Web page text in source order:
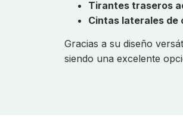
Tirantes traseros
Cintas laterales de
Gracias a su diseño
siendo una excelente